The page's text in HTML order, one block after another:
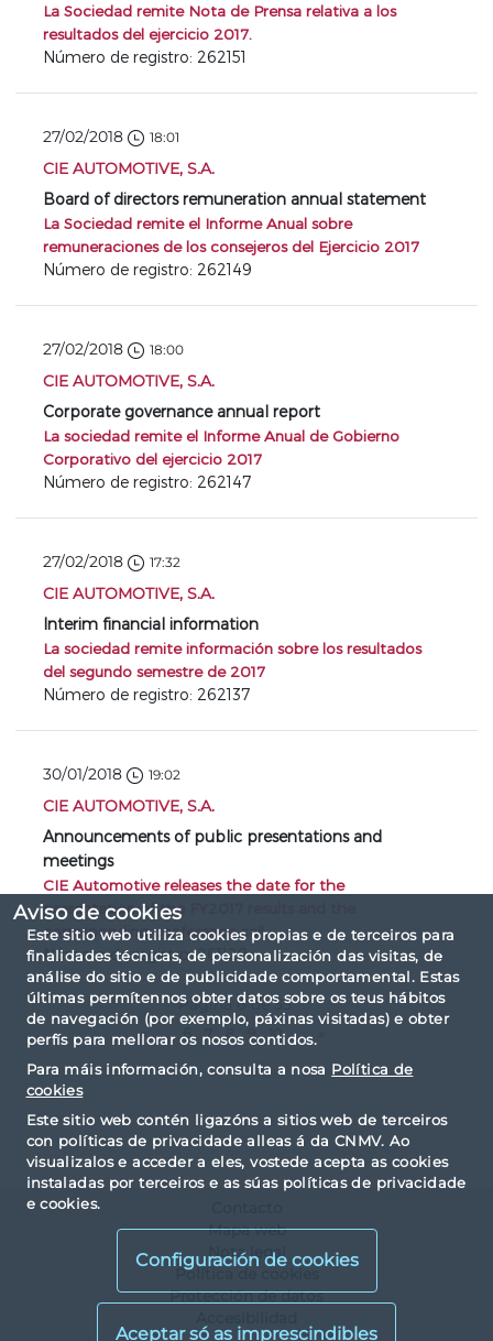
Aviso de cookies
Este sitio web utiliza cookies propias e de terceiros para
finalidades técnicas, de personalización das visitas, de
análise do sitio e de publicidade comportamental. Estas
últimas permítennos obter datos sobre os teus hábitos
de navegación (por exemplo, páxinas visitadas) e obter
perfís para mellorar os nosos contidos.
Para máis información, consulta a nosa Política de
cookies
Este sitio web contén ligazóns a sitios web de terceiros
con políticas de privacidade alleas á da CNMV. Ao
visualizalos e acceder a eles, vostede acepta as cookies
instaladas por terceiros e as súas políticas de privacidade
e cookies.
Configuración de cookies
La Sociedad remite Nota de Prensa relativa a los
resultados del ejercicio 2017.
Número de registro: 262151
27/02/2018 18:01
CIE AUTOMOTIVE, S.A.
Board of directors remuneration annual statement
La Sociedad remite el Informe Anual sobre
remuneraciones de los consejeros del Ejercicio 2017
Número de registro: 262149
27/02/2018 18:00
CIE AUTOMOTIVE, S.A.
Corporate governance annual report
La sociedad remite el Informe Anual de Gobierno
Corporativo del ejercicio 2017
Número de registro: 262147
27/02/2018 17:32
CIE AUTOMOTIVE, S.A.
Interim financial information
La sociedad remite información sobre los resultados
del segundo semestre de 2017
Número de registro: 262137
30/01/2018 19:02
CIE AUTOMOTIVE, S.A.
Announcements of public presentations and
meetings
CIE Automotive releases the date for the
presentation of the FY2017 results and the
corresponding conference call.
Número de registro: 261128
Página 6 de 55
« ... 6 7 8 9 10 ...
Mapa web
Nota legal
Política de cookies
Protección de datos